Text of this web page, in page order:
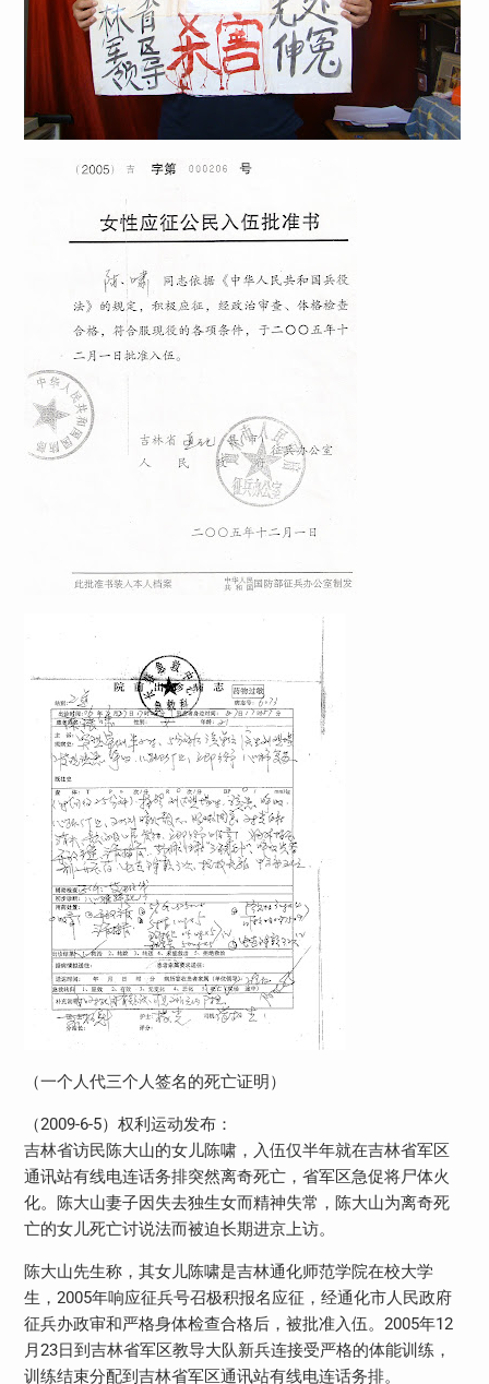
（一个人代三个人签名的死亡证明）
（2009-6-5）权利运动发布：
吉林省访民陈大山的女儿陈啸，入伍仅半年就在吉林省军区
通讯站有线电连话务排突然离奇死亡，省军区急促将尸体火
化。陈大山妻子因失去独生女而精神失常，陈大山为离奇死
亡的女儿死亡讨说法而被迫长期进京上访。
陈大山先生称，其女儿陈啸是吉林通化师范学院在校大学
生，2005年响应征兵号召极积报名应征，经通化市人民政府
征兵办政审和严格身体检查合格后，被批准入伍。2005年12
月23日到吉林省军区教导大队新兵连接受严格的体能训练，
训练结束分配到吉林省军区通讯站有线电连话务排。